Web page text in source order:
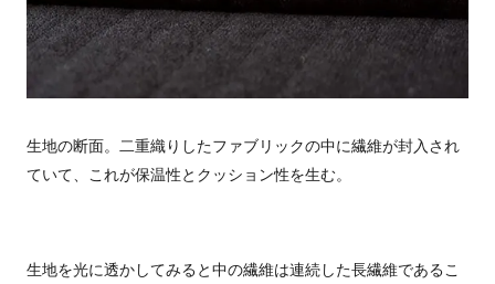
生地の断面。二重織りしたファブリックの中に繊維が封入され
ていて、これが保温性とクッション性を生む。
生地を光に透かしてみると中の繊維は連続した長繊維であるこ